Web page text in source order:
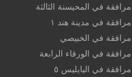
مرافقة في المحيسنة الثالثة
مرافقة في مدينة هند ١
مرافقة في الخبيصي
مرافقة في الورقاء الرابعة
مرافقة في اليايليس ٥